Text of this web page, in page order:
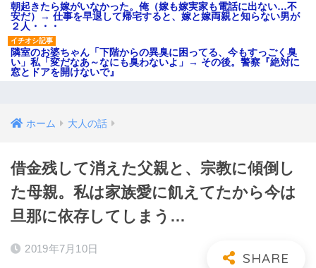
朝起きたら嫁がいなかった。俺（嫁も嫁実家も電話に出ない…不
安だ）→ 仕事を早退して帰宅すると、嫁と嫁両親と知らない男が
２人・・・
隣室のお婆ちゃん「下階からの異臭に困ってる、今もすっごく臭
い」私「変だなあ～なにも臭わないよ」→ その後。警察『絶対に
窓とドアを開けないで』
ホーム 大人の話
借金残して消えた父親と、宗教に傾倒し
た母親。私は家族愛に飢えてたから今は
旦那に依存してしまう…
2019年7月10日